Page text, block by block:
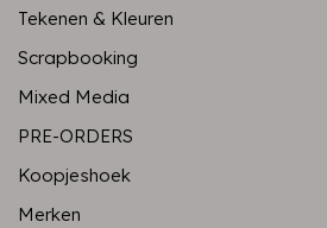
Tekenen & Kleuren
Scrapbooking
Mixed Media
PRE-ORDERS
Koopjeshoek
Merken